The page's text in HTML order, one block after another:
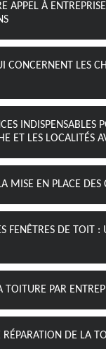
APPEL À
CONCERNENT LES
INDISPENSABLES
ET LES LOCALITÉS
MISE EN PLACE
FENÊTRES DE TOIT
PAR
RÉPARATION DE LA